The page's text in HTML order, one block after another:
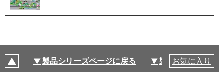
製品シリーズページに戻る 製品仕様
お気に入り